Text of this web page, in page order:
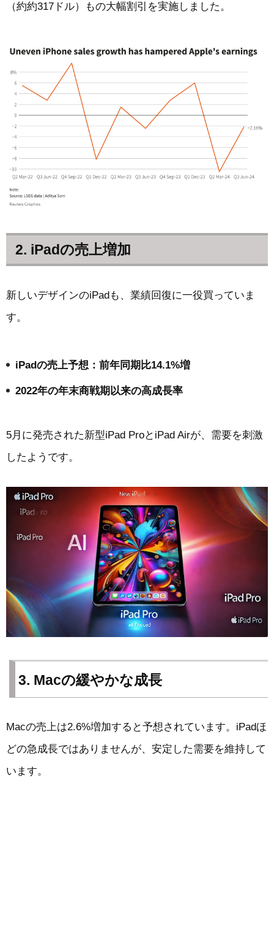
（約約317ドル）もの大幅割引を実施しました。
2. iPadの売上増加
新しいデザインのiPadも、業績回復に一役買っていま
す。
iPadの売上予想：前年同期比14.1%増
2022年の年末商戦期以来の高成長率
5月に発売された新型iPad ProとiPad Airが、需要を刺激
したようです。
3. Macの緩やかな成長
Macの売上は2.6%増加すると予想されています。iPadほ
どの急成長ではありませんが、安定した需要を維持して
います。